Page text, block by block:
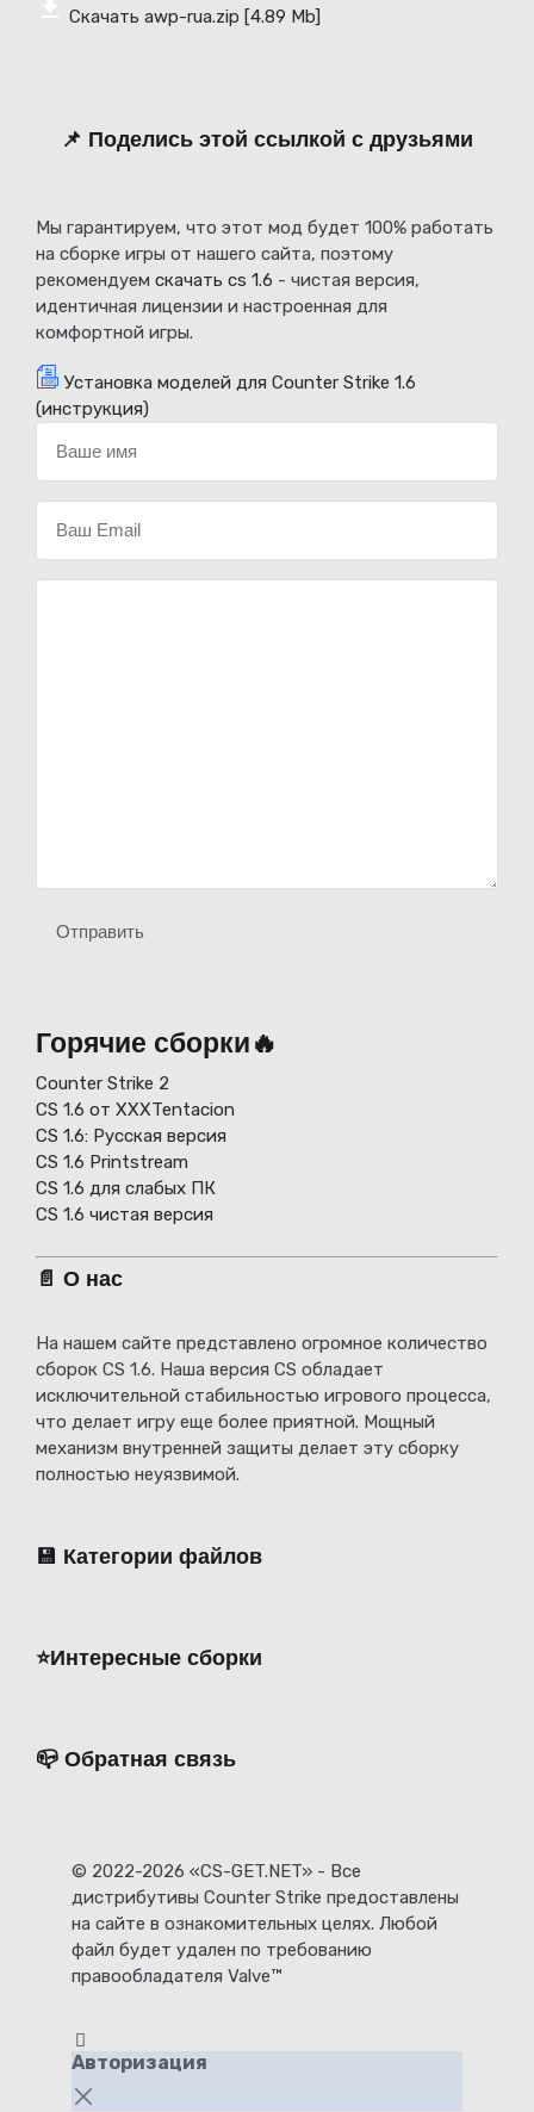
Скачать awp-rua.zip [4.89 Mb]
📌 Поделись этой ссылкой с друзьями
Мы гарантируем, что этот мод будет 100% работать
на сборке игры от нашего сайта, поэтому
рекомендуем скачать cs 1.6 - чистая версия,
идентичная лицензии и настроенная для
комфортной игры.
Установка моделей для Counter Strike 1.6
(инструкция)
Отправить
Горячие сборки🔥
Counter Strike 2
CS 1.6 от XXXTentacion
СS 1.6: Русская версия
CS 1.6 Printstream
CS 1.6 для слабых ПК
CS 1.6 чистая версия
📄 О нас
На нашем сайте представлено огромное количество
сборок CS 1.6. Наша версия CS обладает
исключительной стабильностью игрового процесса,
что делает игру еще более приятной. Мощный
механизм внутренней защиты делает эту сборку
полностью неуязвимой.
💾 Категории файлов
⭐️Интересные сборки
📪 Обратная связь
© 2022-2026 «CS-GET.NET» - Все
дистрибутивы Counter Strike предоставлены
на сайте в ознакомительных целях. Любой
файл будет удален по требованию
правообладателя Valve™
Авторизация